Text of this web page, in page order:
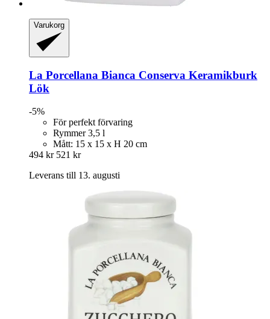
Varukorg
La Porcellana Bianca Conserva Keramikburk
Lök
-5%
För perfekt förvaring
Rymmer 3,5 l
Mått: 15 x 15 x H 20 cm
494 kr 521 kr
Leverans till 13. augusti